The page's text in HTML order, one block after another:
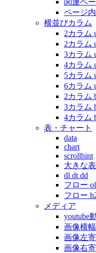
関連ペ
ページ
横並びカラム
2カラム
2カラム
3カラム
4カラム
5カラム
6カラム
2カラム
3カラム
4カラム
表・チャート
data
chart
scrollhint
大きな
dl dt dd
フロー
フロー
メディア
youtube
画像横
画像左
画像右